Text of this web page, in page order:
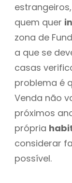
quem quer
zona de
a que se
casas
problema é
Venda não
próximos
própria
considerar
possível.